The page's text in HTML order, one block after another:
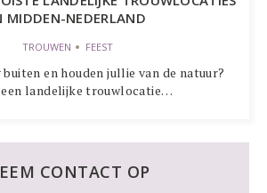
MIDDEN-NEDERLAND
TROUWEN FEEST
en houden jullie van de natuur?
een landelijke trouwlocatie…
CONTACT OP